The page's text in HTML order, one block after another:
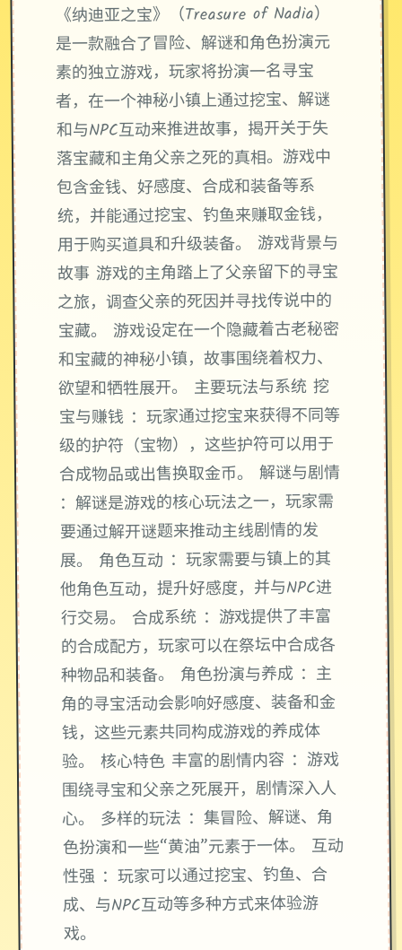
《纳迪亚之宝》（Treasure of Nadia）
是一款融合了冒险、解谜和角色扮演元
素的独立游戏，玩家将扮演一名寻宝
者，在一个神秘小镇上通过挖宝、解谜
和与NPC互动来推进故事，揭开关于失
落宝藏和主角父亲之死的真相。游戏中
包含金钱、好感度、合成和装备等系
统，并能通过挖宝、钓鱼来赚取金钱，
用于购买道具和升级装备。 游戏背景与
故事 游戏的主角踏上了父亲留下的寻宝
之旅，调查父亲的死因并寻找传说中的
宝藏。 游戏设定在一个隐藏着古老秘密
和宝藏的神秘小镇，故事围绕着权力、
欲望和牺牲展开。 主要玩法与系统 挖
宝与赚钱 ：玩家通过挖宝来获得不同等
级的护符（宝物），这些护符可以用于
合成物品或出售换取金币。 解谜与剧情
：解谜是游戏的核心玩法之一，玩家需
要通过解开谜题来推动主线剧情的发
展。 角色互动 ：玩家需要与镇上的其
他角色互动，提升好感度，并与NPC进
行交易。 合成系统 ：游戏提供了丰富
的合成配方，玩家可以在祭坛中合成各
种物品和装备。 角色扮演与养成 ：主
角的寻宝活动会影响好感度、装备和金
钱，这些元素共同构成游戏的养成体
验。 核心特色 丰富的剧情内容 ：游戏
围绕寻宝和父亲之死展开，剧情深入人
心。 多样的玩法 ：集冒险、解谜、角
色扮演和一些“黄油”元素于一体。 互动
性强 ：玩家可以通过挖宝、钓鱼、合
成、与NPC互动等多种方式来体验游
戏。